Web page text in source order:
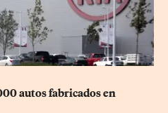
autos fabricados en